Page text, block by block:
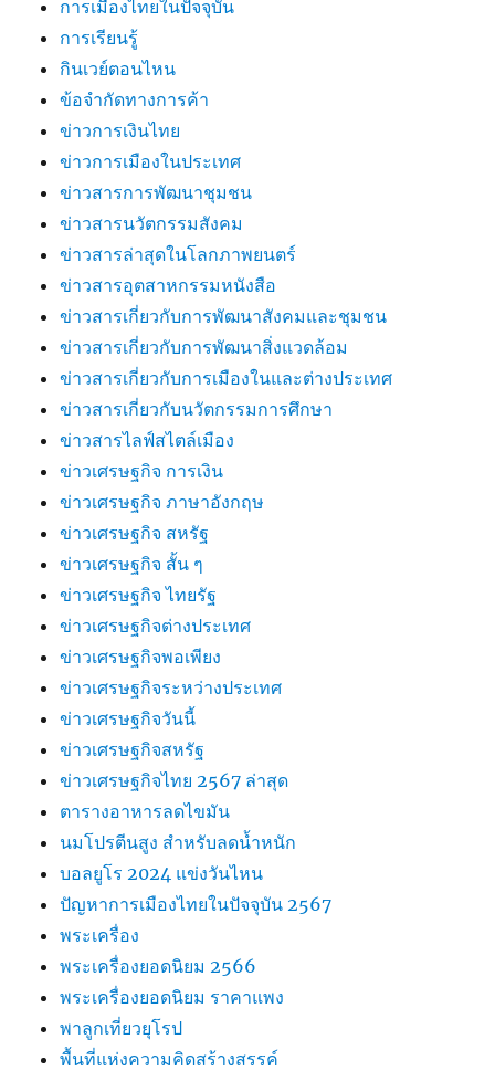
การเมืองไทยในปัจจุบัน
การเรียนรู้
กินเวย์ตอนไหน
ข้อจำกัดทางการค้า
ข่าวการเงินไทย
ข่าวการเมืองในประเทศ
ข่าวสารการพัฒนาชุมชน
ข่าวสารนวัตกรรมสังคม
ข่าวสารล่าสุดในโลกภาพยนตร์
ข่าวสารอุตสาหกรรมหนังสือ
ข่าวสารเกี่ยวกับการพัฒนาสังคมและชุมชน
ข่าวสารเกี่ยวกับการพัฒนาสิ่งแวดล้อม
ข่าวสารเกี่ยวกับการเมืองในและต่างประเทศ
ข่าวสารเกี่ยวกับนวัตกรรมการศึกษา
ข่าวสารไลฟ์สไตล์เมือง
ข่าวเศรษฐกิจ การเงิน
ข่าวเศรษฐกิจ ภาษาอังกฤษ
ข่าวเศรษฐกิจ สหรัฐ
ข่าวเศรษฐกิจ สั้น ๆ
ข่าวเศรษฐกิจ ไทยรัฐ
ข่าวเศรษฐกิจต่างประเทศ
ข่าวเศรษฐกิจพอเพียง
ข่าวเศรษฐกิจระหว่างประเทศ
ข่าวเศรษฐกิจวันนี้
ข่าวเศรษฐกิจสหรัฐ
ข่าวเศรษฐกิจไทย 2567 ล่าสุด
ตารางอาหารลดไขมัน
นมโปรตีนสูง สำหรับลดน้ำหนัก
บอลยูโร 2024 แข่งวันไหน
ปัญหาการเมืองไทยในปัจจุบัน 2567
พระเครื่อง
พระเครื่องยอดนิยม 2566
พระเครื่องยอดนิยม ราคาแพง
พาลูกเที่ยวยุโรป
พื้นที่แห่งความคิดสร้างสรรค์